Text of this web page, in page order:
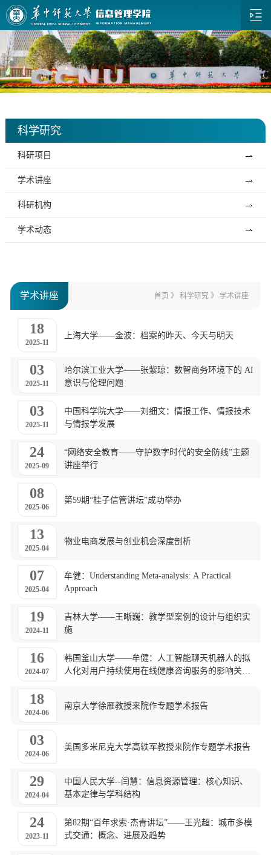
科学研究
科研项目
学术讲座
科研机构
学术动态
学术讲座 首页 》科学研究 》 学术讲座
18
2025-11
上海大学——金波：档案的昨天、今天与明天
03
2025-11
哈尔滨工业大学——张紫琼：数智商务环境下的 AI
意识与伦理问题
03
2025-11
中国科学院大学——刘细文：情报工作、情报技术
与情报学发展
24
2025-09
“网络安全教育——守护数字时代的安全防线”主题
讲座举行
08
2025-06
第59期“桂子信管讲坛”成功举办
13
2025-04
物业电商发展与创业机会深度剖析
07
2025-04
牟健：Understanding Meta-analysis: A Practical
Approach
19
2024-11
吉林大学——王晰巍：教学型案例的设计与组织实
施
16
2024-07
韩国釜山大学——牟健：人工智能聊天机器人的拟
人化对用户持续使用在线健康咨询服务的影响关系
18
2024-06
南京大学徐雁教授来院作专题学术报告
03
2024-06
美国多米尼克大学高轶军教授来院作专题学术报告
29
2024-04
中国人民大学--闫慧：信息资源管理：核心知识、
基本定律与学科结构
24
2023-11
第82期“百年求索·杰青讲坛”——王光超：城市多模
式交通：概念、进展及趋势